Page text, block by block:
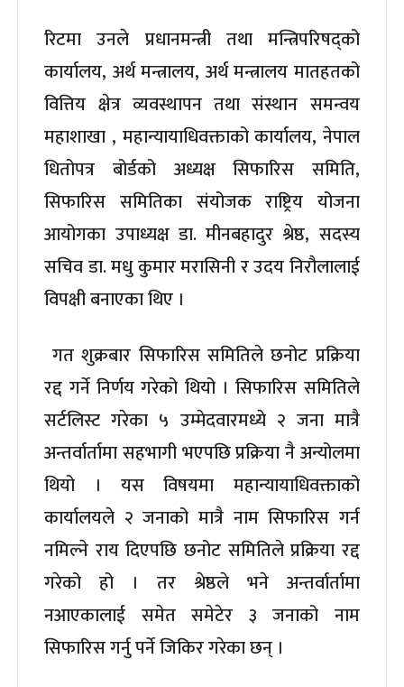
रिटमा उनले प्रधानमन्त्री तथा मन्त्रिपरिषद्को
कार्यालय, अर्थ मन्त्रालय, अर्थ मन्त्रालय मातहतको
वित्तिय क्षेत्र व्यवस्थापन तथा संस्थान समन्वय
महाशाखा , महान्यायाधिवक्ताको कार्यालय, नेपाल
धितोपत्र बोर्डको अध्यक्ष सिफारिस समिति,
सिफारिस समितिका संयोजक राष्ट्रिय योजना
आयोगका उपाध्यक्ष डा. मीनबहादुर श्रेष्ठ, सदस्य
सचिव डा. मधु कुमार मरासिनी र उदय निरौलालाई
विपक्षी बनाएका थिए ।
गत शुक्रबार सिफारिस समितिले छनोट प्रक्रिया
रद्द गर्ने निर्णय गरेको थियो । सिफारिस समितिले
सर्टलिस्ट गरेका ५ उम्मेदवारमध्ये २ जना मात्रै
अन्तर्वार्तामा सहभागी भएपछि प्रक्रिया नै अन्योलमा
थियो । यस विषयमा महान्यायाधिवक्ताको
कार्यालयले २ जनाको मात्रै नाम सिफारिस गर्न
नमिल्ने राय दिएपछि छनोट समितिले प्रक्रिया रद्द
गरेको हो । तर श्रेष्ठले भने अन्तर्वार्तामा
नआएकालाई समेत समेटेर ३ जनाको नाम
सिफारिस गर्नु पर्ने जिकिर गरेका छन् ।